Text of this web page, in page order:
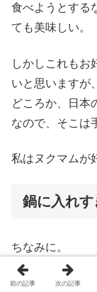
食べようとする
ても美味しい。
しかしこれもお
いと思いますが
どころか、日本
なので、そこは
私はヌクマムが
鍋に入れす
ちなみに。
一見、半量く
と、お店が忙し
前の記事 次の記事